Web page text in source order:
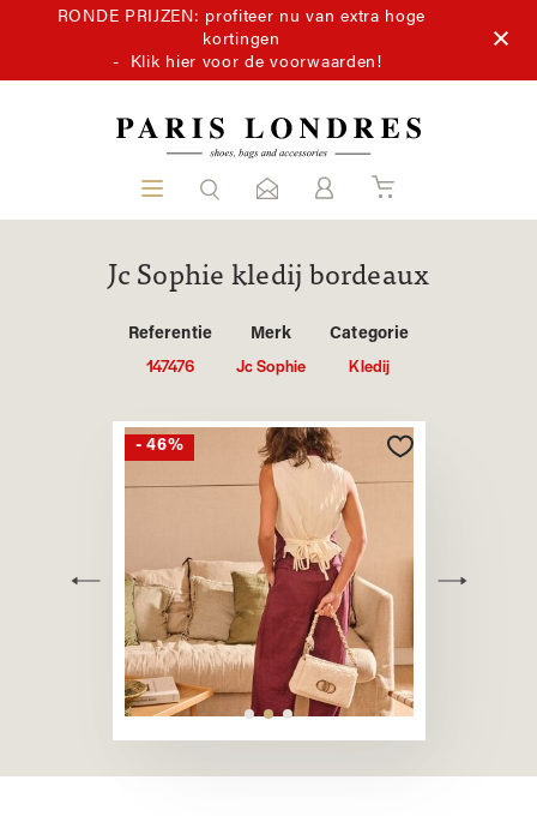
RONDE PRIJZEN: profiteer nu van extra hoge
kortingen
- Klik hier voor de voorwaarden!
Jc Sophie kledij bordeaux
Referentie
147476
Merk
Jc Sophie
Categorie
Kledij
- 46%